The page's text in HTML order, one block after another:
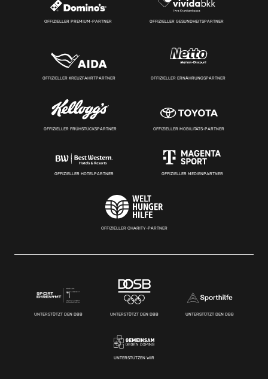
OFFIZIELLER PREMIUM-PARTNER OFFIZIELLER GESUNDHEITSPARTNER
OFFIZIELLER KREUZFAHRTPARTNER OFFIZIELLER ERNÄHRUNGSPARTNER
OFFIZIELLER FRÜHSTÜCKSPARTNER OFFIZIELLER MOBILITÄTS-PARTNER
OFFIZIELLER HOTELPARTNER OFFIZIELLER MEDIENPARTNER
OFFIZIELLER CHARITY-PARTNER
UNTERSTÜTZT DEN DBB UNTERSTÜTZT DEN DBB UNTERSTÜTZT DEN DBB
UNTERSTÜTZEN WIR